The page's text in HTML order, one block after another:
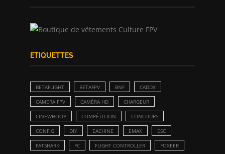
ETIQUETTES
BETAFLIGHT BETAFPV BNF CADDX
CAMERA FPV CAMÉRA HD CHARGEUR
CINEWHOOP COMPÉTITION CONCOURS
CONFIG DIY EACHINE EMAX ESC
FATSHARK FC FLIGHT CONTROLLER FOXEER